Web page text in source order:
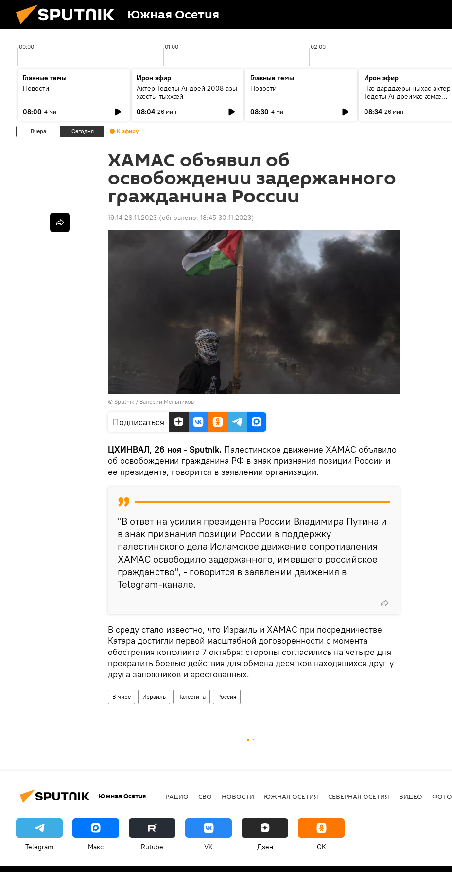
Южная Осетия
00:00 01:00 02:00
Главные темы
Новости
08:00 4 мин
Ирон эфир
Актер Тедеты Андрей 2008 азы
хæсты тыххæй
08:04 26 мин
Главные темы
Новости
08:30 4 мин
Ирон эфир
Нæ дарддæры ныхас актер
Тедеты Андреимæ æмæ
хæст цыди"
08:34 26 мин
Вчера Сегодня К эфиру
ХАМАС объявил об
освобождении задержанного
гражданина России
19:14 26.11.2023 (обновлено: 13:45 30.11.2023)
© Sputnik / Валерий Мельников
Подписаться
ЦХИНВАЛ, 26 ноя - Sputnik. Палестинское движение ХАМАС объявило
об освобождении гражданина РФ в знак признания позиции России и
ее президента, говорится в заявлении организации.
"В ответ на усилия президента России Владимира Путина и
в знак признания позиции России в поддержку
палестинского дела Исламское движение сопротивления
ХАМАС освободило задержанного, имевшего российское
гражданство", - говорится в заявлении движения в
Telegram-канале.
В среду стало известно, что Израиль и ХАМАС при посредничестве
Катара достигли первой масштабной договоренности с момента
обострения конфликта 7 октября: стороны согласились на четыре дня
прекратить боевые действия для обмена десятков находящихся друг у
друга заложников и арестованных.
В мире Израиль Палестина Россия
Южная Осетия РАДИО СВО НОВОСТИ ЮЖНАЯ ОСЕТИЯ СЕВЕРНАЯ ОСЕТИЯ ВИДЕО ФОТО
Telegram Макс Rutube VK Дзен OK